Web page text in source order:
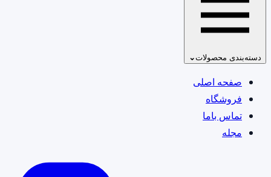
دسته‌بندی محصولات⌄
صفحه اصلی
فروشگاه
تماس باما
مجله